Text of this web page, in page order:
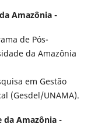
Amazônia -
de Pós-
da Amazônia
em Gestão
(Gesdel/UNAMA).
da Amazônia -